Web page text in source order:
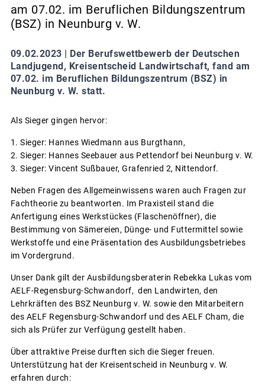
am 07.02. im Beruflichen Bildungszentrum
(BSZ) in Neunburg v. W.
09.02.2023 | Der Berufswettbewerb der Deutschen
Landjugend, Kreisentscheid Landwirtschaft, fand am
07.02. im Beruflichen Bildungszentrum (BSZ) in
Neunburg v. W. statt.
Als Sieger gingen hervor:
1. Sieger: Hannes Wiedmann aus Burgthann,
2. Sieger: Hannes Seebauer aus Pettendorf bei Neunburg v. W.
3. Sieger: Vincent Sußbauer, Grafenried 2, Nittendorf.
Neben Fragen des Allgemeinwissens waren auch Fragen zur
Fachtheorie zu beantworten. Im Praxisteil stand die
Anfertigung eines Werkstückes (Flaschenöffner), die
Bestimmung von Sämereien, Dünge- und Futtermittel sowie
Werkstoffe und eine Präsentation des Ausbildungsbetriebes
im Vordergrund.
Unser Dank gilt der Ausbildungsberaterin Rebekka Lukas vom
AELF-Regensburg-Schwandorf, den Landwirten, den
Lehrkräften des BSZ Neunburg v. W. sowie den Mitarbeitern
des AELF Regensburg-Schwandorf und des AELF Cham, die
sich als Prüfer zur Verfügung gestellt haben.
Über attraktive Preise durften sich die Sieger freuen.
Unterstützung hat der Kreisentscheid in Neunburg v. W.
erfahren durch: